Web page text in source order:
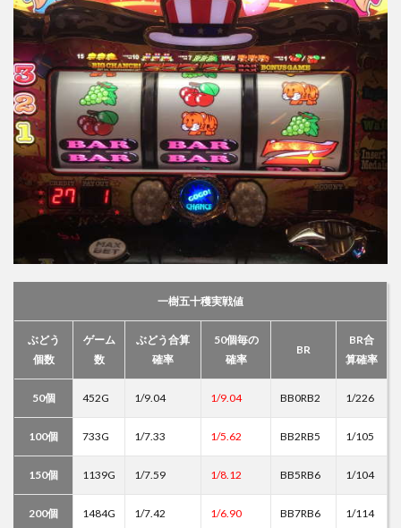
一樹五十穫実戦値
ぶどう
個数
ゲーム
数
ぶどう合算
確率
50個毎の
確率
BR
BR合
算確率
50個 452G 1/9.04 1/9.04 BB0RB2 1/226
100個 733G 1/7.33 1/5.62 BB2RB5 1/105
150個 1139G 1/7.59 1/8.12 BB5RB6 1/104
200個 1484G 1/7.42 1/6.90 BB7RB6 1/114